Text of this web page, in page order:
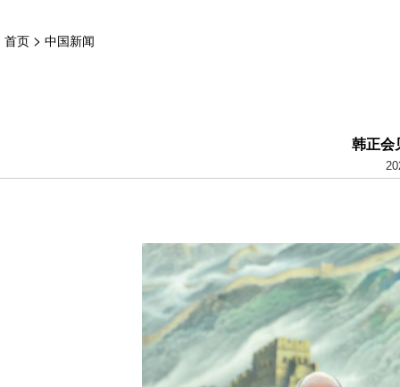
首页 > 中国新闻
韩正会